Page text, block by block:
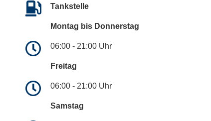
Tankstelle
Montag bis Donnerstag
06:00 - 21:00 Uhr
Freitag
06:00 - 21:00 Uhr
Samstag